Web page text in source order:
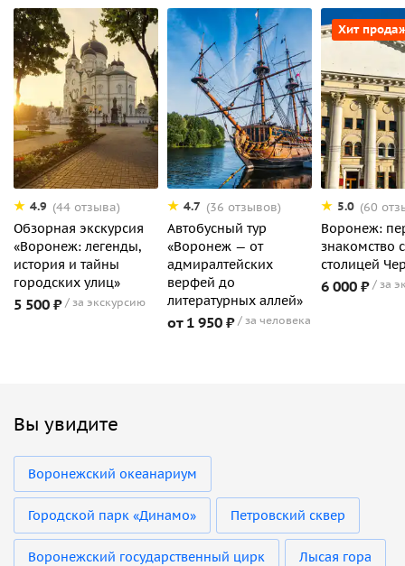
4.9 (44 отзыва)
Обзорная экскурсия
«Воронеж: легенды,
история и тайны
городских улиц»
5 500 ₽ за экскурсию
4.7 (36 отзывов)
Автобусный тур
«Воронеж — от
адмиралтейских
верфей до
литературных аллей»
от 1 950 ₽ за человека
Хит
5.0 (60
Воронеж:
знакомство
столицей
6 000 ₽ за
Вы увидите
Воронежский океанариум
Городской парк «Динамо» Петровский сквер
Воронежский государственный цирк Лысая гора